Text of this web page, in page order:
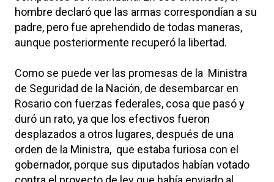
hombre declaró que las armas correspondían a su
padre, pero fue aprehendido de todas maneras,
aunque posteriormente recuperó la libertad.
Como se puede ver las promesas de la Ministra
de Seguridad de la Nación, de desembarcar en
Rosario con fuerzas federales, cosa que pasó y
duró un rato, ya que los efectivos fueron
desplazados a otros lugares, después de una
orden de la Ministra, que estaba furiosa con el
gobernador, porque sus diputados habían votado